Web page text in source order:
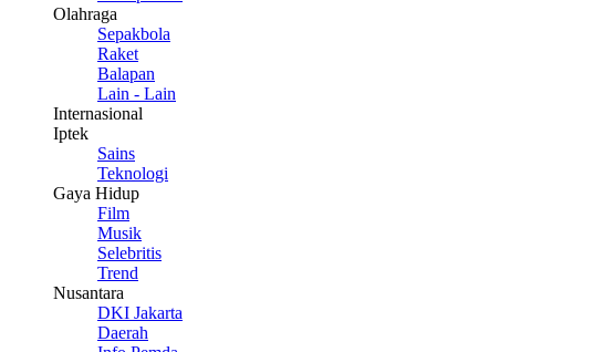
Olahraga
Sepakbola
Raket
Balapan
Lain - Lain
Internasional
Iptek
Sains
Teknologi
Gaya Hidup
Film
Musik
Selebritis
Trend
Nusantara
DKI Jakarta
Daerah